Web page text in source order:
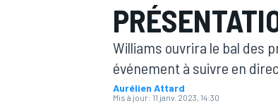
Williams ouvrira le bal des
événement à suivre en
Aurélien Attard
Mis à jour: 11 janv. 2023, 14:30